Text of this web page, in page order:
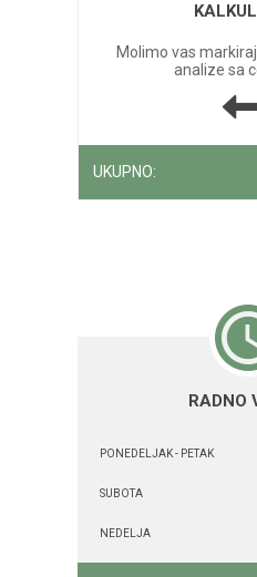
Molimo vas
analize sa
UKUPNO:
RADNO
PONEDELJAK - PETAK
SUBOTA
NEDELJA